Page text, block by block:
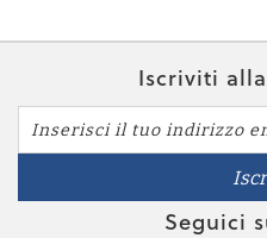
Iscriviti
Seguici